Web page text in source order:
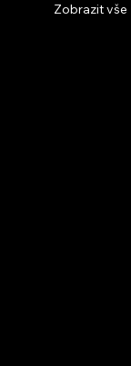
Zobrazit vše